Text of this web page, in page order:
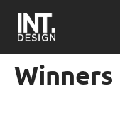
Winners